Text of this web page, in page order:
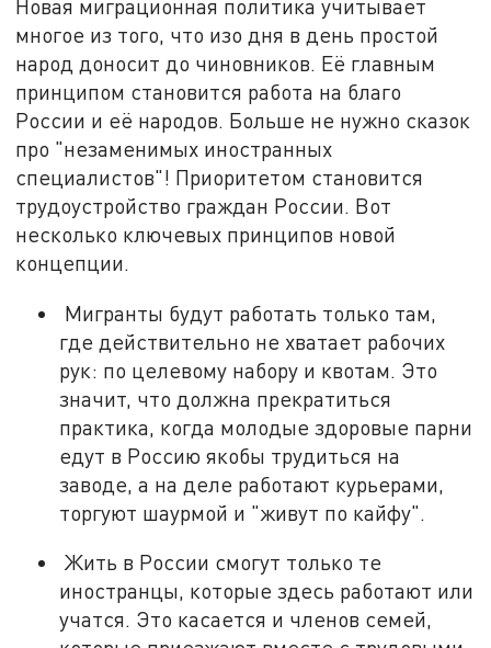
Новая миграционная политика учитывает
многое из того, что изо дня в день простой
народ доносит до чиновников. Её главным
принципом становится работа на благо
России и её народов. Больше не нужно сказок
про "незаменимых иностранных
специалистов"! Приоритетом становится
трудоустройство граждан России. Вот
несколько ключевых принципов новой
концепции.
Мигранты будут работать только там,
где действительно не хватает рабочих
рук: по целевому набору и квотам. Это
значит, что должна прекратиться
практика, когда молодые здоровые парни
едут в Россию якобы трудиться на
заводе, а на деле работают курьерами,
торгуют шаурмой и "живут по кайфу".
Жить в России смогут только те
иностранцы, которые здесь работают или
учатся. Это касается и членов семей,